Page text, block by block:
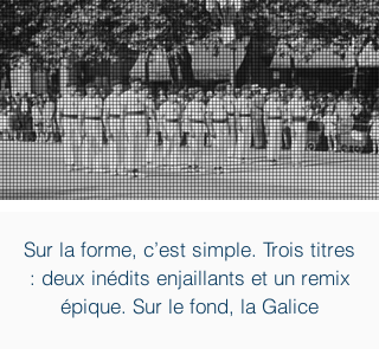
Sur la forme, c’est simple. Trois titres
: deux inédits enjaillants et un remix
épique. Sur le fond, la Galice